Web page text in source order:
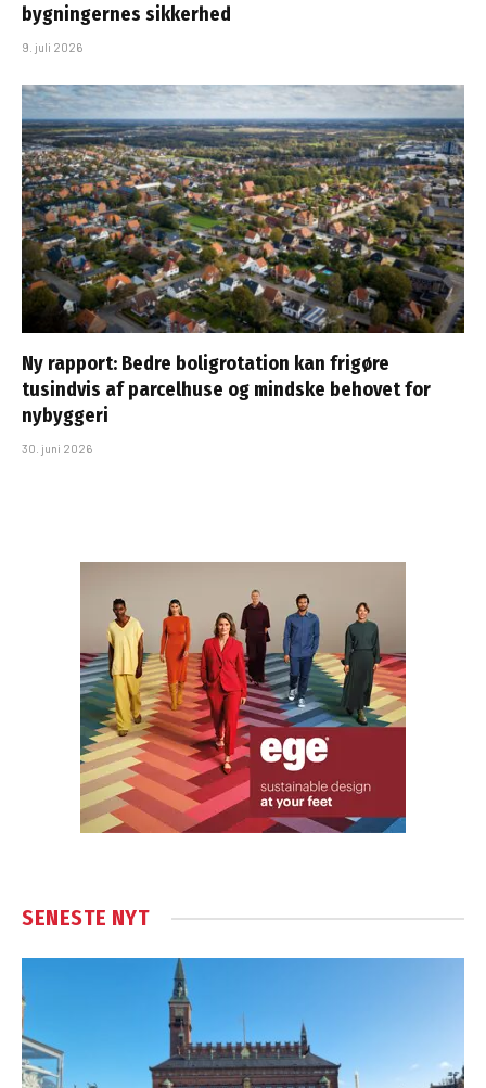
bygningernes sikkerhed
9. juli 2026
Ny rapport: Bedre boligrotation kan frigøre
tusindvis af parcelhuse og mindske behovet for
nybyggeri
30. juni 2026
SENESTE NYT